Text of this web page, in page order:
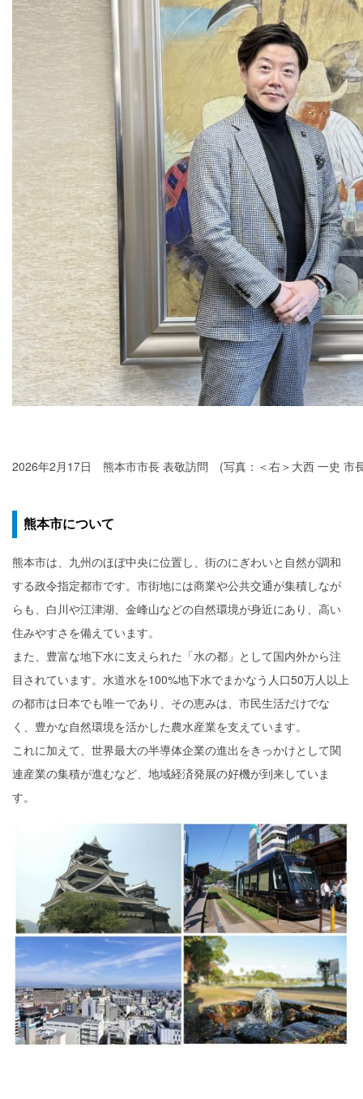
2026年2月17日 熊本市市長 表敬訪問 (写真：＜右＞大西 一史 市
熊本市について
熊本市は、九州のほぼ中央に位置し、街のにぎわいと自然が調和
する政令指定都市です。市街地には商業や公共交通が集積しなが
らも、白川や江津湖、金峰山などの自然環境が身近にあり、高い
住みやすさを備えています。
また、豊富な地下水に支えられた「水の都」として国内外から注
目されています。水道水を100%地下水でまかなう人口50万人以上
の都市は日本でも唯一であり、その恵みは、市民生活だけでな
く、豊かな自然環境を活かした農水産業を支えています。
これに加えて、世界最大の半導体企業の進出をきっかけとして関
連産業の集積が進むなど、地域経済発展の好機が到来していま
す。